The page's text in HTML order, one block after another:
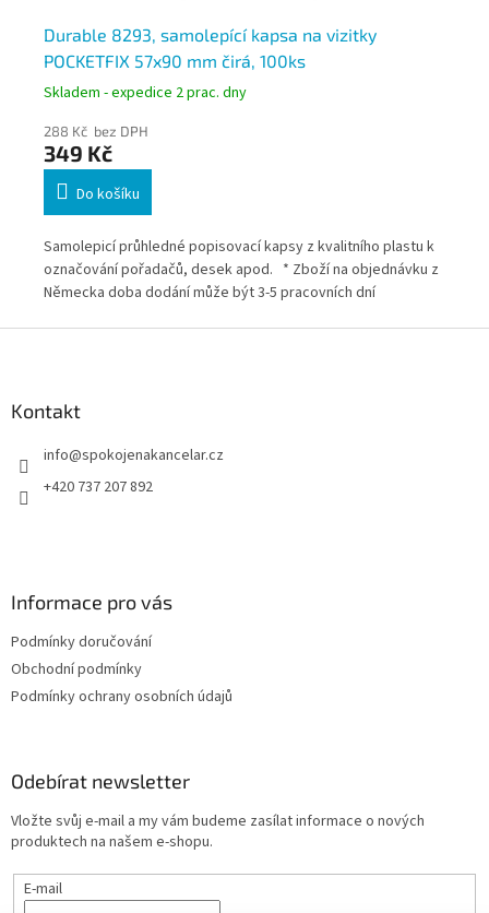
Durable 8293, samolepící kapsa na vizitky
POCKETFIX 57x90 mm čirá, 100ks
Skladem - expedice 2 prac. dny
288 Kč bez DPH
349 Kč
Do košíku
Samolepicí průhledné popisovací kapsy z kvalitního plastu k
označování pořadačů, desek apod. * Zboží na objednávku z
Německa doba dodání může být 3-5 pracovních dní
Kontakt
info@spokojenakancelar.cz
+420 737 207 892
Informace pro vás
Podmínky doručování
Obchodní podmínky
Podmínky ochrany osobních údajů
Odebírat newsletter
Vložte svůj e-mail a my vám budeme zasílat informace o nových
produktech na našem e-shopu.
E-mail